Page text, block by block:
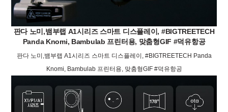
판다 노미,뱀부랩 A1시리즈 스마트 디스플레이, #BIGTREETECH
Panda Knomi, Bambulab 프린터용, 맞춤형GIF #덕유항공
판다 노미,뱀부랩 A1시리즈 스마트 디스플레이, #BIGTREETECH Panda
Knomi, Bambulab 프린터용, 맞춤형GIF #덕유항공